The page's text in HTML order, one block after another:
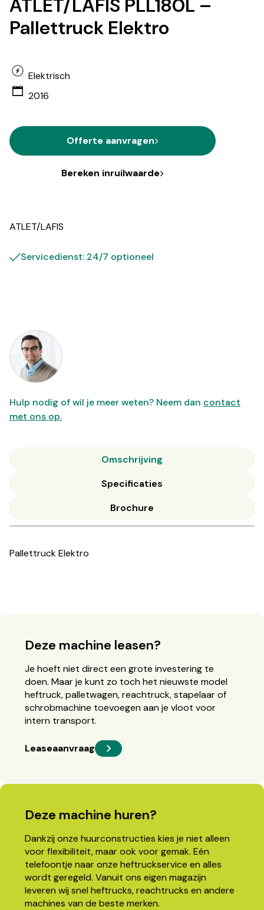
ATLET/LAFIS PLL180L –
Pallettruck Elektro
Elektrisch
2016
Offerte aanvragen
Bereken inruilwaarde
ATLET/LAFIS
Servicedienst: 24/7 optioneel
Hulp nodig of wil je meer weten? Neem dan contact
met ons op.
Omschrijving
Specificaties
Brochure
Pallettruck Elektro
Deze machine leasen?
Je hoeft niet direct een grote investering te
doen. Maar je kunt zo toch het nieuwste model
heftruck, palletwagen, reachtruck, stapelaar of
schrobmachine toevoegen aan je vloot voor
intern transport.
Leaseaanvraag
Deze machine huren?
Dankzij onze huurconstructies kies je niet alleen
voor flexibiliteit, maar ook voor gemak. Eén
telefoontje naar onze heftruckservice en alles
wordt geregeld. Vanuit ons eigen magazijn
leveren wij snel heftrucks, reachtrucks en andere
machines van de beste merken.